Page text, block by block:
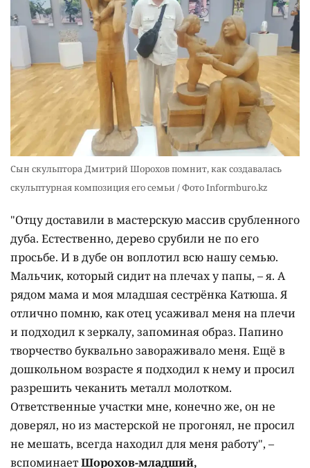
Сын скульптора Дмитрий Шорохов помнит, как создавалась
скульптурная композиция его семьи / Фото Informburo.kz
"Отцу доставили в мастерскую массив срубленного
дуба. Естественно, дерево срубили не по его
просьбе. И в дубе он воплотил всю нашу семью.
Мальчик, который сидит на плечах у папы, – я. А
рядом мама и моя младшая сестрёнка Катюша. Я
отлично помню, как отец усаживал меня на плечи
и подходил к зеркалу, запоминая образ. Папино
творчество буквально завораживало меня. Ещё в
дошкольном возрасте я подходил к нему и просил
разрешить чеканить металл молотком.
Ответственные участки мне, конечно же, он не
доверял, но из мастерской не прогонял, не просил
не мешать, всегда находил для меня работу", –
вспоминаетШорохов-младший,